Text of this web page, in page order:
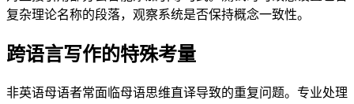
复杂理论名称的段落，观察系统是否保持概念一致性。
跨语言写作的特殊考量
非英语母语者常面临母语思维直译导致的重复问题。专业处理